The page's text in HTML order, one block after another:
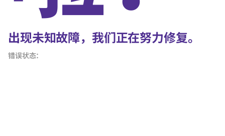
出现未知故障，我们正在努力修复。
错误状态：